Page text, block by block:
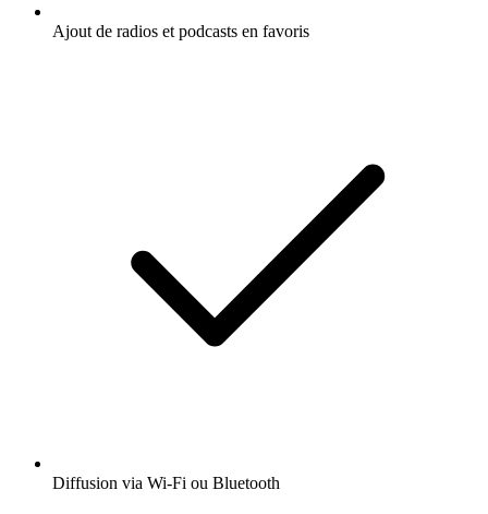
Ajout de radios et podcasts en favoris
Diffusion via Wi-Fi ou Bluetooth